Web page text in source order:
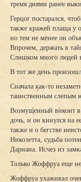
тремя днями ранее
Герцог постарался,
также кражей плаща у
но тем не менее он
Впрочем, держать в
Слишком много людей
В тот же день
Сначала как-то
таинственным слепым
Возмущенный виконт в
дочь, и он кинулся на
также и о бегстве
Николетта, судьба
Дариана. Исчез из
Только Жоффруа еще
Жоффруа ухаживал